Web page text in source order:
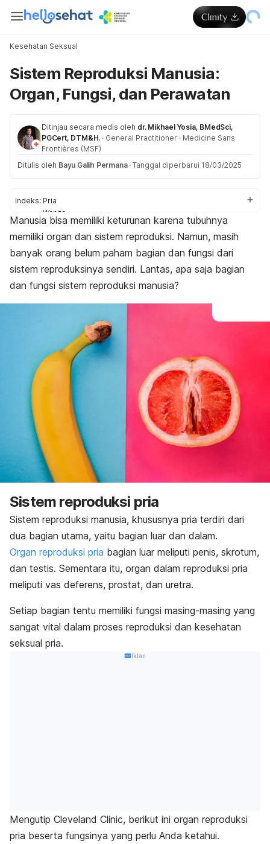
Kesehatan Seksual
Sistem Reproduksi Manusia:
Organ, Fungsi, dan Perawatan
Ditinjau secara medis oleh dr. Mikhael Yosia, BMedSci,
PGCert, DTM&H. · General Practitioner · Medicine Sans
Frontières (MSF)
Ditulis oleh Bayu Galih Permana · Tanggal diperbarui 18/03/2025
Indeks: Pria
Wanita
Tips sehat
Manusia bisa memiliki keturunan karena tubuhnya
memiliki organ dan sistem reproduksi. Namun, masih
banyak orang belum paham bagian dan fungsi dari
sistem reproduksinya sendiri. Lantas, apa saja bagian
dan fungsi sistem reproduksi manusia?
Sistem reproduksi pria
Sistem reproduksi manusia, khususnya pria terdiri dari
dua bagian utama, yaitu bagian luar dan dalam.
Organ reproduksi pria bagian luar meliputi penis, skrotum,
dan testis. Sementara itu, organ dalam reproduksi pria
meliputi vas deferens, prostat, dan uretra.
Setiap bagian tentu memiliki fungsi masing-masing yang
sangat vital dalam proses reproduksi dan kesehatan
seksual pria.
Iklan
Mengutip Cleveland Clinic, berikut ini organ reproduksi
pria beserta fungsinya yang perlu Anda ketahui.